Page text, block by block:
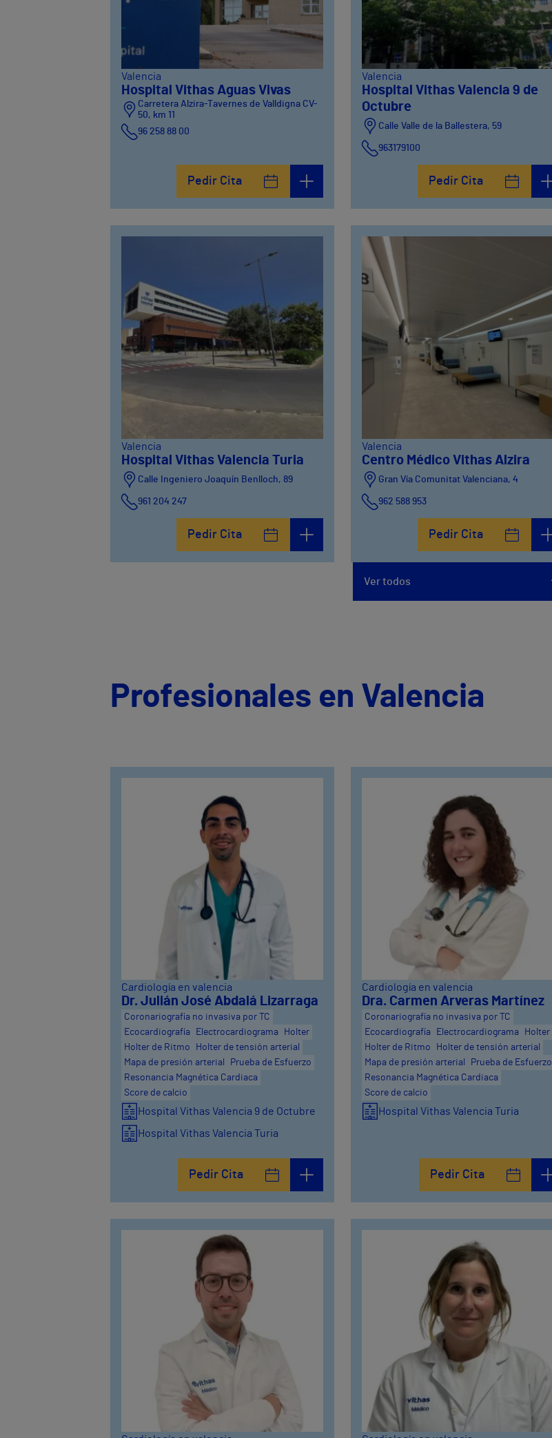
Valencia
Hospital Vithas Aguas Vivas
Carretera Alzira-Tavernes de Valldigna CV-
50, km 11
96 258 88 00
Pedir Cita
Valencia
Hospital Vithas Valencia 9 de
Octubre
Calle Valle de la Ballestera, 59
963179100
Pedir Cita
Valencia
Hospital Vithas Valencia Turia
Calle Ingeniero Joaquín Benlloch, 89
961 204 247
Pedir Cita
Valencia
Centro Médico Vithas Alzira
Gran Vía Comunitat Valenciana, 4
962 588 953
Pedir Cita
Ver todos
Profesionales en Valencia
Cardiología en valencia
Dr. Julián José Abdalá Lizarraga
Coronariografía no invasiva por TC
Ecocardiografía
Electrocardiograma
Holter
Holter de Ritmo
Holter de tensión arterial
Mapa de presión arterial
Prueba de Esfuerzo
Resonancia Magnética Cardiaca
Score de calcio
Hospital Vithas Valencia 9 de Octubre
Hospital Vithas Valencia Turia
Pedir Cita
Cardiología en valencia
Dra. Carmen Arveras Martínez
Coronariografía no invasiva por TC
Ecocardiografía
Electrocardiograma
Holter
Holter de Ritmo
Holter de tensión arterial
Mapa de presión arterial
Prueba de Esfuerzo
Resonancia Magnética Cardiaca
Score de calcio
Hospital Vithas Valencia Turia
Pedir Cita